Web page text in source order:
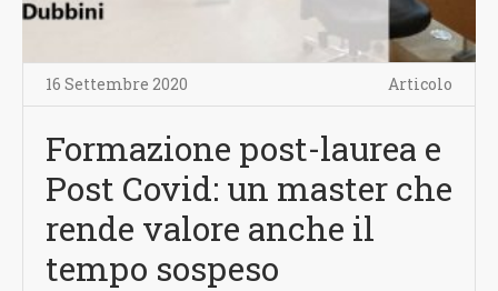
16 Settembre 2020 Articolo
Formazione post-laurea e
Post Covid: un master che
rende valore anche il
tempo sospeso